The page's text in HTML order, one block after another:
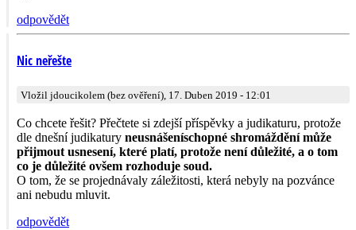
odpovědět
Nic neřešte
Vložil jdoucikolem (bez ověření), 17. Duben 2019 - 12:01
Co chcete řešit? Přečtete si zdejší příspěvky a judikaturu, protože
dle dnešní judikatury neusnášeníschopné shromáždění může
přijmout usnesení, které platí, protože není důležité, a o tom
co je důležité ovšem rozhoduje soud.
O tom, že se projednávaly záležitosti, která nebyly na pozvánce
ani nebudu mluvit.
odpovědět